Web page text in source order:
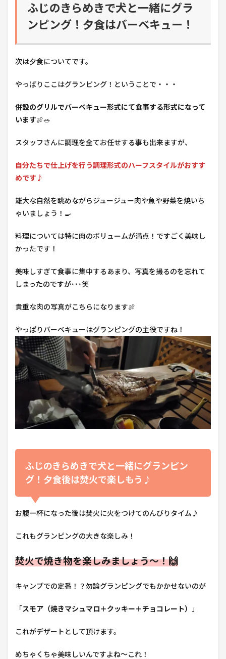
ふじのきらめきで犬と一緒にグラ
ンピング！夕食はバーベキュー！
次は夕食についてです。
やっぱりここはグランピング！ということで・・・
併設のグリルでバーベキュー形式にて食事する形式になって
います🍖🥗
スタッフさんに調理を全てお任せする事も出来ますが、
自分たちで仕上げを行う調理形式のハーフスタイルがおすす
めです♪
雄大な自然を眺めながらジュージュー肉や魚や野菜を焼いち
ゃいましょう！🍳
料理については特に肉のボリュームが満点！ですごく美味し
かったです！
美味しすぎて食事に集中するあまり、写真を撮るのを忘れて
しまったのですが･･･笑
貴重な肉の写真がこちらになります🍖
やっぱりバーベキューはグランピングの主役ですね！
ふじのきらめきで犬と一緒にグランピン
グ！夕食後は焚火で楽しもう♪
お腹一杯になった後は焚火に火をつけてのんびりタイム♪
これもグランピングの大きな楽しみ！
焚火で焼き物を楽しみましょう～！🙌
キャンプでの定番！？勿論グランピングでもかかせないのが
「スモア（焼きマシュマロ＋クッキー＋チョコレート） 」
これがデザートとして頂けます。
めちゃくちゃ美味しいんですよね～これ！